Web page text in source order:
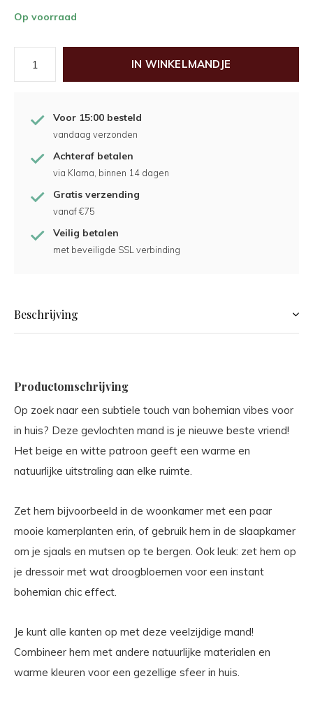
Op voorraad
IN WINKELMANDJE
Voor 15:00 besteld
vandaag verzonden
Achteraf betalen
via Klarna, binnen 14 dagen
Gratis verzending
vanaf €75
Veilig betalen
met beveiligde SSL verbinding
Beschrijving
Productomschrijving
Op zoek naar een subtiele touch van bohemian vibes voor
in huis? Deze gevlochten mand is je nieuwe beste vriend!
Het beige en witte patroon geeft een warme en
natuurlijke uitstraling aan elke ruimte.
Zet hem bijvoorbeeld in de woonkamer met een paar
mooie kamerplanten erin, of gebruik hem in de slaapkamer
om je sjaals en mutsen op te bergen. Ook leuk: zet hem op
je dressoir met wat droogbloemen voor een instant
bohemian chic effect.
Je kunt alle kanten op met deze veelzijdige mand!
Combineer hem met andere natuurlijke materialen en
warme kleuren voor een gezellige sfeer in huis.